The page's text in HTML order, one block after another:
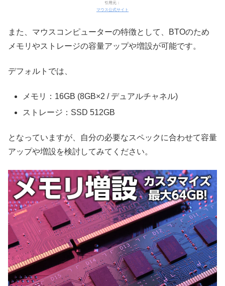
引用元：
マウス公式サイト
また、マウスコンピューターの特徴として、BTOのため
メモリやストレージの容量アップや増設が可能です。
デフォルトでは、
メモリ：16GB (8GB×2 / デュアルチャネル)
ストレージ：SSD 512GB
となっていますが、自分の必要なスペックに合わせて容量
アップや増設を検討してみてください。